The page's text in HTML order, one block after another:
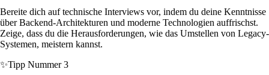
Bereite dich auf technische Interviews vor, indem du deine Kenntnisse
über Backend-Architekturen und moderne Technologien auffrischst.
Zeige, dass du die Herausforderungen, wie das Umstellen von Legacy-
Systemen, meistern kannst.
✨Tipp Nummer 3